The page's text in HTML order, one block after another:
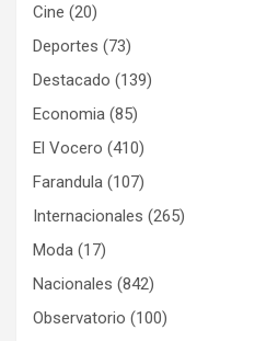
Cine (20)
Deportes (73)
Destacado (139)
Economia (85)
El Vocero (410)
Farandula (107)
Internacionales (265)
Moda (17)
Nacionales (842)
Observatorio (100)